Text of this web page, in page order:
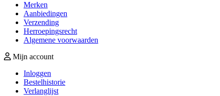
Merken
Aanbiedingen
Verzending
Herroepingsrecht
Algemene voorwaarden
Mijn account
Inloggen
Bestelhistorie
Verlanglijst